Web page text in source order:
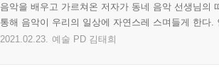
음악을 배우고 가르쳐온 저자가 동네 음악 선생님의
통해 음악이 우리의 일상에 자연스레 스며들게 한다
2021.02.23.
예술 PD 김태희